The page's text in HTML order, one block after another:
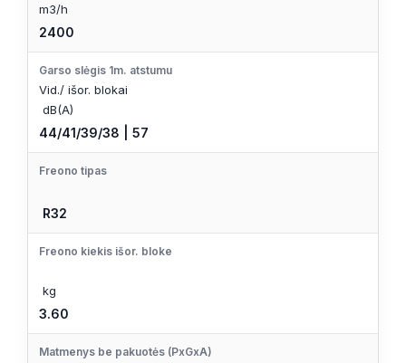
m3/h
2400
Garso slėgis 1m. atstumu
Vid./ išor. blokai
dB(A)
44/41/39/38 | 57
Freono tipas
R32
Freono kiekis išor. bloke
kg
3.60
Matmenys be pakuotės (PxGxA)